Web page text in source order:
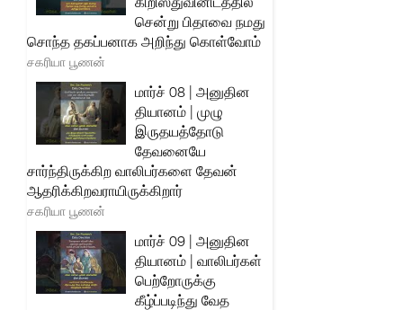
சென்று பிதாவை நமது
சொந்த தகப்பனாக அறிந்து கொள்வோம்
சகரியா பூணன்
மார்ச் 08 | அனுதின
தியானம் | முழு
இருதயத்தோடு
தேவனையே
சார்ந்திருக்கிற வாலிபர்களை தேவன்
ஆதரிக்கிறவராயிருக்கிறார்
சகரியா பூணன்
மார்ச் 09 | அனுதின
தியானம் | வாலிபர்கள்
பெற்றோருக்கு
கீழ்ப்படிந்து வேத